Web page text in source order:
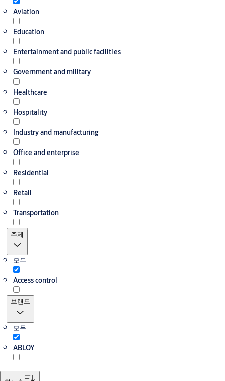
Aviation
Education
Entertainment and public facilities
Government and military
Healthcare
Hospitality
Industry and manufacturing
Office and enterprise
Residential
Retail
Transportation
주제
모두
Access control
브랜드
모두
ABLOY